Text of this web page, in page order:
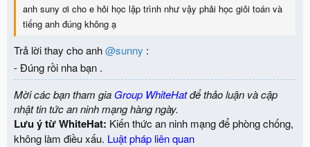
anh suny ơi cho e hỏi học lập trình như vậy phải học giỏi toán và
tiếng anh đúng không ạ
Trả lời thay cho anh@sunny :
- Đúng rồi nha bạn .
Mời các bạn tham gia Group WhiteHatđể thảo luận và cập
nhật tin tức an ninh mạng hàng ngày.
Lưu ý từ WhiteHat: Kiến thức an ninh mạng để phòng chống,
không làm điều xấu. Luật pháp liên quan